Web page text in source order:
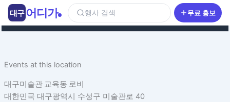
츠
너Events at this location
대구미술관 교육동 로비
대한민국 대구광역시 수성구 미술관로 40
대구 어디가 행사 검색 무료 홍보